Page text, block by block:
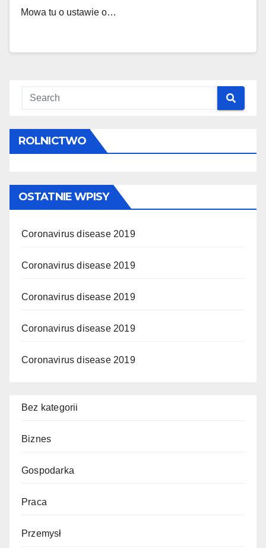
Mowa tu o ustawie o…
ROLNICTWO
OSTATNIE WPISY
Coronavirus disease 2019
Coronavirus disease 2019
Coronavirus disease 2019
Coronavirus disease 2019
Coronavirus disease 2019
Bez kategorii
Biznes
Gospodarka
Praca
Przemysł